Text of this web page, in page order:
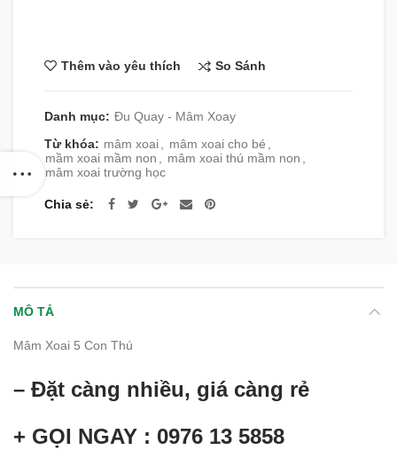
Thêm vào yêu thích So Sánh
Danh mục: Đu Quay - Mâm Xoay
Từ khóa: mâm xoai mâm xoai cho bé
mầm xoai mầm non
mâm xoai thú mầm non
mâm xoai trường học
Chia sẻ
MÔ TẢ
Mâm Xoai 5 Con Thú
– Đặt càng nhiều, giá càng rẻ
+ GỌI NGAY : 0976 13 5858